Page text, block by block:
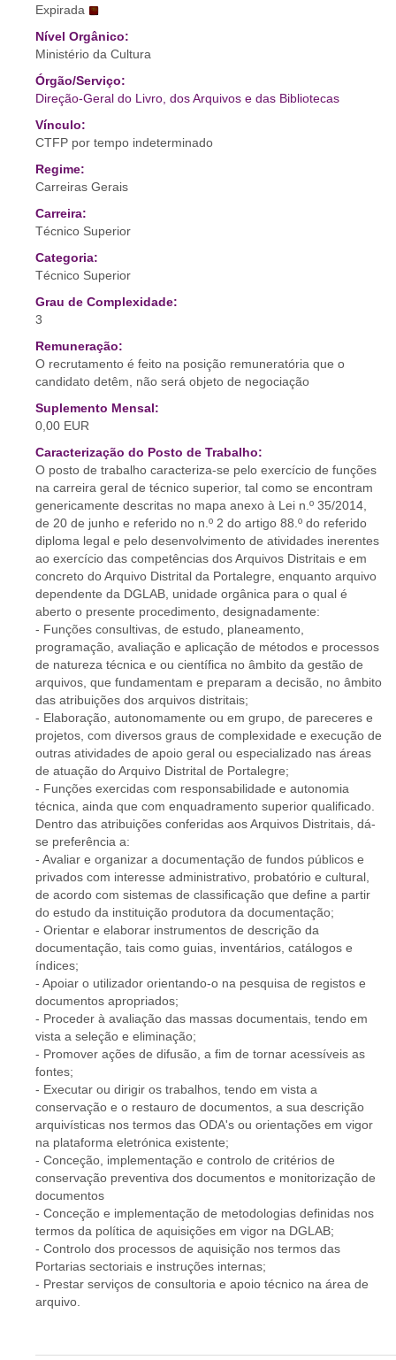
Expirada
Nível Orgânico:
Ministério da Cultura
Órgão/Serviço:
Direção-Geral do Livro, dos Arquivos e das Bibliotecas
Vínculo:
CTFP por tempo indeterminado
Regime:
Carreiras Gerais
Carreira:
Técnico Superior
Categoria:
Técnico Superior
Grau de Complexidade:
3
Remuneração:
O recrutamento é feito na posição remuneratória que o
candidato detêm, não será objeto de negociação
Suplemento Mensal:
0,00 EUR
Caracterização do Posto de Trabalho:
O posto de trabalho caracteriza-se pelo exercício de funções
na carreira geral de técnico superior, tal como se encontram
genericamente descritas no mapa anexo à Lei n.º 35/2014,
de 20 de junho e referido no n.º 2 do artigo 88.º do referido
diploma legal e pelo desenvolvimento de atividades inerentes
ao exercício das competências dos Arquivos Distritais e em
concreto do Arquivo Distrital da Portalegre, enquanto arquivo
dependente da DGLAB, unidade orgânica para o qual é
aberto o presente procedimento, designadamente:
- Funções consultivas, de estudo, planeamento,
programação, avaliação e aplicação de métodos e processos
de natureza técnica e ou científica no âmbito da gestão de
arquivos, que fundamentam e preparam a decisão, no âmbito
das atribuições dos arquivos distritais;
- Elaboração, autonomamente ou em grupo, de pareceres e
projetos, com diversos graus de complexidade e execução de
outras atividades de apoio geral ou especializado nas áreas
de atuação do Arquivo Distrital de Portalegre;
- Funções exercidas com responsabilidade e autonomia
técnica, ainda que com enquadramento superior qualificado.
Dentro das atribuições conferidas aos Arquivos Distritais, dá-
se preferência a:
- Avaliar e organizar a documentação de fundos públicos e
privados com interesse administrativo, probatório e cultural,
de acordo com sistemas de classificação que define a partir
do estudo da instituição produtora da documentação;
- Orientar e elaborar instrumentos de descrição da
documentação, tais como guias, inventários, catálogos e
índices;
- Apoiar o utilizador orientando-o na pesquisa de registos e
documentos apropriados;
- Proceder à avaliação das massas documentais, tendo em
vista a seleção e eliminação;
- Promover ações de difusão, a fim de tornar acessíveis as
fontes;
- Executar ou dirigir os trabalhos, tendo em vista a
conservação e o restauro de documentos, a sua descrição
arquivísticas nos termos das ODA's ou orientações em vigor
na plataforma eletrónica existente;
- Conceção, implementação e controlo de critérios de
conservação preventiva dos documentos e monitorização de
documentos
- Conceção e implementação de metodologias definidas nos
termos da política de aquisições em vigor na DGLAB;
- Controlo dos processos de aquisição nos termos das
Portarias sectoriais e instruções internas;
- Prestar serviços de consultoria e apoio técnico na área de
arquivo.